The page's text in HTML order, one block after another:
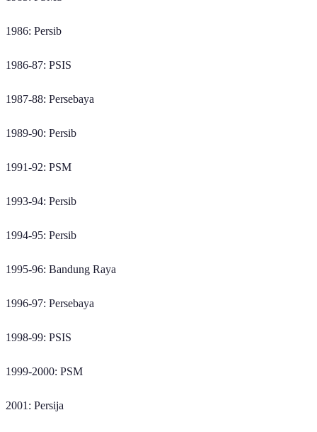
1986: Persib
1986-87: PSIS
1987-88: Persebaya
1989-90: Persib
1991-92: PSM
1993-94: Persib
1994-95: Persib
1995-96: Bandung Raya
1996-97: Persebaya
1998-99: PSIS
1999-2000: PSM
2001: Persija